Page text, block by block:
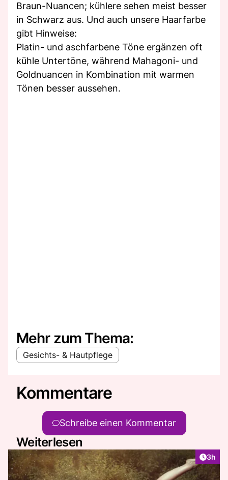
Braun-Nuancen; kühlere sehen meist besser
in Schwarz aus. Und auch unsere Haarfarbe
gibt Hinweise:
Platin- und aschfarbene Töne ergänzen oft
kühle Untertöne, während Mahagoni- und
Goldnuancen in Kombination mit warmen
Tönen besser aussehen.
Mehr zum Thema:
Gesichts- & Hautpflege
Kommentare
Schreibe einen Kommentar
Weiterlesen
3h